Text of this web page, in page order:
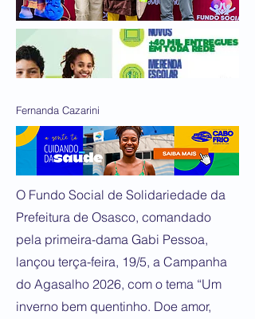
Fernanda Cazarini
O Fundo Social de Solidariedade da
Prefeitura de Osasco, comandado
pela primeira-dama Gabi Pessoa,
lançou terça-feira, 19/5, a Campanha
do Agasalho 2026, com o tema “Um
inverno bem quentinho. Doe amor,